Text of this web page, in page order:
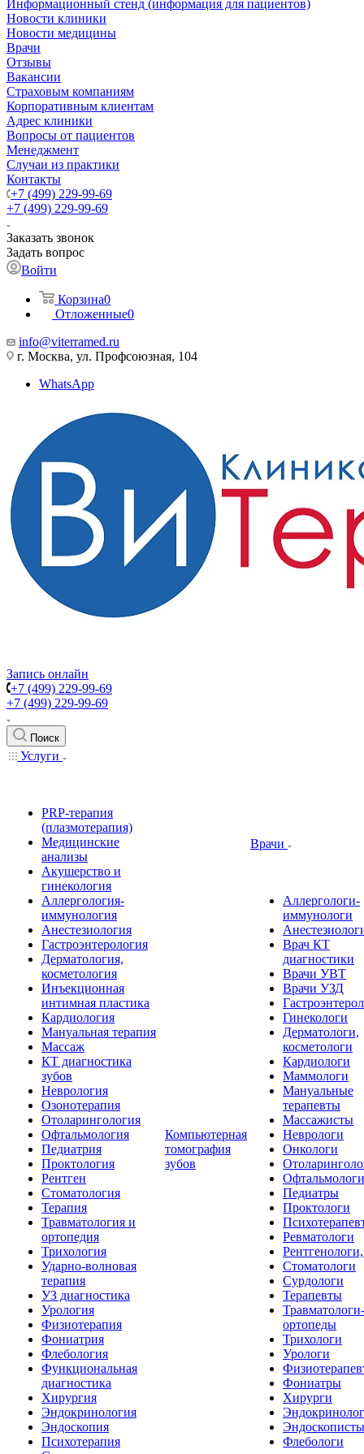
Информационный стенд (информация для пациентов)
Новости клиники
Новости медицины
Врачи
Отзывы
Вакансии
Страховым компаниям
Корпоративным клиентам
Адрес клиники
Вопросы от пациентов
Менеджмент
Случаи из практики
Контакты
+7 (499) 229-99-69
+7 (499) 229-99-69
Заказать звонок
Задать вопрос
Войти
Корзина0
Отложенные0
info@viterramed.ru
г. Москва, ул. Профсоюзная, 104
WhatsApp
Запись онлайн
+7 (499) 229-99-69
+7 (499) 229-99-69
Поиск
Услуги
PRP-терапия
(плазмотерапия)
Медицинские
анализы
Акушерство и
гинекология
Аллергология-
иммунология
Анестезиология
Гастроэнтерология
Дерматология,
косметология
Инъекционная
интимная пластика
Кардиология
Мануальная терапия
Массаж
КТ диагностика
зубов
Неврология
Озонотерапия
Отоларингология
Офтальмология
Педиатрия
Проктология
Рентген
Стоматология
Терапия
Травматология и
ортопедия
Трихология
Ударно-волновая
терапия
УЗ диагностика
Урология
Физиотерапия
Фониатрия
Флебология
Функциональная
диагностика
Хирургия
Эндокринология
Эндоскопия
Психотерапия
Компьютерная
томография
зубов
Врачи
Аллергологи-
иммунологи
Врач КТ
диагностики
Врачи УВТ
Врачи УЗД
Гинекологи
Дерматологи,
косметологи
Кардиологи
Маммологи
Мануальные
терапевты
Массажисты
Неврологи
Онкологи
Офтальмологи
Педиатры
Проктологи
Ревматологи
Стоматологи
Сурдологи
Терапевты
Травматологи-
ортопеды
Трихологи
Урологи
Фониатры
Хирурги
Эндоскописты
Флебологи